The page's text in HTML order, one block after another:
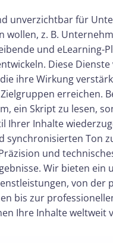
unverzichtbar für
wollen, z. B.
und eLearning-
Diese
ihre Wirkung
erreichen.
ein Skript zu lesen,
Ihrer Inhalte
synchronisierten Ton
und
Wir bieten ein
von der
bis zur
Ihre Inhalte weltweit